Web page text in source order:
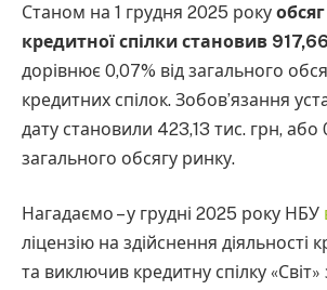
Станом на 1 грудня 2025 року
кредитної спілки становив
дорівнює 0,07% від загального
кредитних спілок. Зобов’язання
дату становили 423,13 тис. грн, або
загального обсягу ринку.
Нагадаємо – у грудні 2025 року НБУ
ліцензію на здійснення діяльності
та виключив кредитну спілку